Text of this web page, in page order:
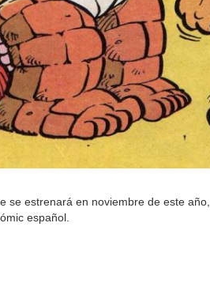
estrenará en noviembre de este
español.